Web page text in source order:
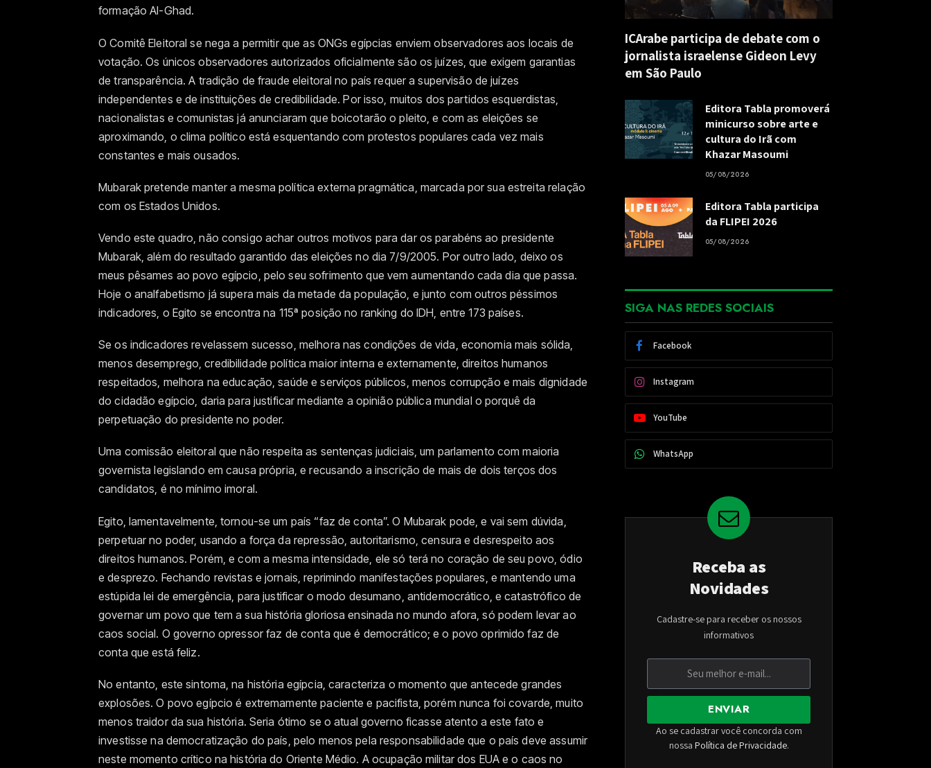
formação Al-Ghad.
O Comitê Eleitoral se nega a permitir que as ONGs egípcias enviem observadores aos locais de
votação. Os únicos observadores autorizados oficialmente são os juízes, que exigem garantias
de transparência. A tradição de fraude eleitoral no país requer a supervisão de juízes
independentes e de instituições de credibilidade. Por isso, muitos dos partidos esquerdistas,
nacionalistas e comunistas já anunciaram que boicotarão o pleito, e com as eleições se
aproximando, o clima político está esquentando com protestos populares cada vez mais
constantes e mais ousados.
Mubarak pretende manter a mesma política externa pragmática, marcada por sua estreita relação
com os Estados Unidos.
Vendo este quadro, não consigo achar outros motivos para dar os parabéns ao presidente
Mubarak, além do resultado garantido das eleições no dia 7/9/2005. Por outro lado, deixo os
meus pêsames ao povo egípcio, pelo seu sofrimento que vem aumentando cada dia que passa.
Hoje o analfabetismo já supera mais da metade da população, e junto com outros péssimos
indicadores, o Egito se encontra na 115ª posição no ranking do IDH, entre 173 países.
Se os indicadores revelassem sucesso, melhora nas condições de vida, economia mais sólida,
menos desemprego, credibilidade política maior interna e externamente, direitos humanos
respeitados, melhora na educação, saúde e serviços públicos, menos corrupção e mais dignidade
do cidadão egípcio, daria para justificar mediante a opinião pública mundial o porquê da
perpetuação do presidente no poder.
Uma comissão eleitoral que não respeita as sentenças judiciais, um parlamento com maioria
governista legislando em causa própria, e recusando a inscrição de mais de dois terços dos
candidatos, é no mínimo imoral.
Egito, lamentavelmente, tornou-se um país “faz de conta”. O Mubarak pode, e vai sem dúvida,
perpetuar no poder, usando a força da repressão, autoritarismo, censura e desrespeito aos
direitos humanos. Porém, e com a mesma intensidade, ele só terá no coração de seu povo, ódio
e desprezo. Fechando revistas e jornais, reprimindo manifestações populares, e mantendo uma
estúpida lei de emergência, para justificar o modo desumano, antidemocrático, e catastrófico de
governar um povo que tem a sua história gloriosa ensinada no mundo afora, só podem levar ao
caos social. O governo opressor faz de conta que é democrático; e o povo oprimido faz de
conta que está feliz.
No entanto, este sintoma, na história egípcia, caracteriza o momento que antecede grandes
explosões. O povo egípcio é extremamente paciente e pacifista, porém nunca foi covarde, muito
menos traidor da sua história. Seria ótimo se o atual governo ficasse atento a este fato e
investisse na democratização do país, pelo menos pela responsabilidade que o país deve assumir
neste momento crítico na história do Oriente Médio. A ocupação militar dos EUA e o caos no
ICArabe participa de debate com o
jornalista israelense Gideon Levy
em São Paulo
Editora Tabla promoverá
minicurso sobre arte e
cultura do Irã com
Khazar Masoumi
05/08/2026
Editora Tabla participa
da FLIPEI 2026
05/08/2026
SIGA NAS REDES SOCIAIS
Facebook
Instagram
YouTube
WhatsApp
Receba as
Novidades
Cadastre-se para receber os nossos
informativos
ENVIAR
Ao se cadastrar você concorda com
nossa Política de Privacidade.